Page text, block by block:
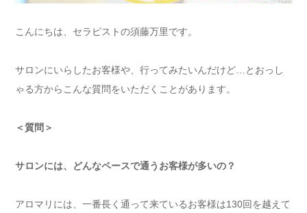
こんにちは、セラピストの須藤万里です。
サロンにいらしたお客様や、行ってみたいんだけど…とおっし
ゃる方からこんな質問をいただくことがあります。
＜質問＞
サロンには、どんなペースで通うお客様が多いの？
アロマリには、一番長く通って来ているお客様は130回を越えて